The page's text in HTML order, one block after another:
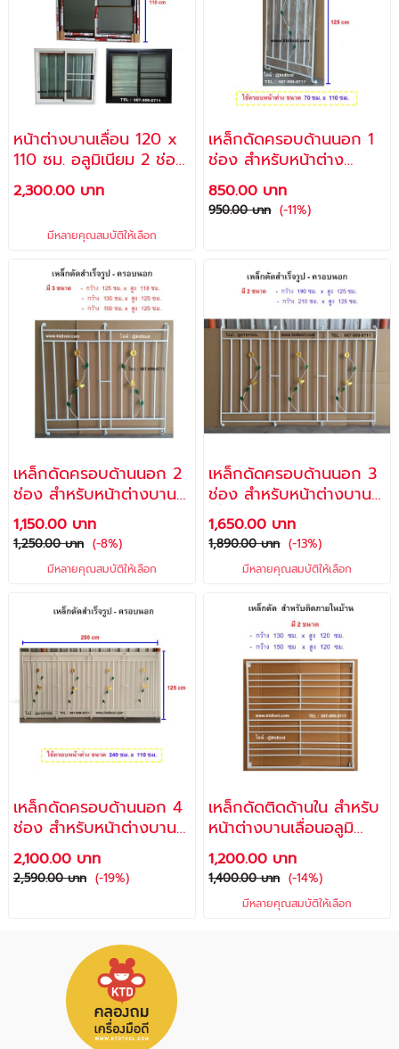
หน้าต่างบานเลื่อน 120 x
110 ซม. อลูมิเนียม 2 ช่อง
+ มุ้ง (**FREE** พุ๊กและ
สกรู สำหรับติดตั้ง)
2,300.00 บาท
มีหลายคุณสมบัติให้เลือก
เหล็กดัดครอบด้านนอก 1
ช่อง สำหรับหน้าต่าง
บานเกล็ดหมุน ขนาด 70
x 125 ซม.
850.00 บาท
950.00 บาท (-11%)
เหล็กดัดครอบด้านนอก 2
ช่อง สำหรับหน้าต่างบาน
เลื่อนอลูมิเนียม
1,150.00 บาท
1,250.00 บาท (-8%)
มีหลายคุณสมบัติให้เลือก
เหล็กดัดครอบด้านนอก 3
ช่อง สำหรับหน้าต่างบาน
เลื่อนอลูมิเนียม
1,650.00 บาท
1,890.00 บาท (-13%)
มีหลายคุณสมบัติให้เลือก
เหล็กดัดครอบด้านนอก 4
ช่อง สำหรับหน้าต่างบาน
เลื่อนอลูมิเนียม
2,100.00 บาท
2,590.00 บาท (-19%)
เหล็กดัดติดด้านใน สำหรับ
หน้าต่างบานเลื่อนอลูมิ
เนียม 2 ช่อง
1,200.00 บาท
1,400.00 บาท (-14%)
มีหลายคุณสมบัติให้เลือก